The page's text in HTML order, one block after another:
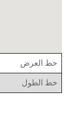
خط العرض
خط الطول